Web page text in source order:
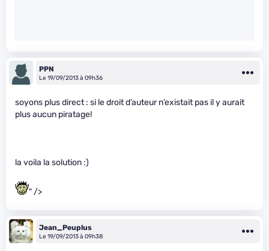
PPN
Le 19/09/2013 à 09h36
soyons plus direct : si le droit d’auteur n’existait pas il y aurait
plus aucun piratage!
la voila la solution :)
" />
Jean_Peuplus
Le 19/09/2013 à 09h38